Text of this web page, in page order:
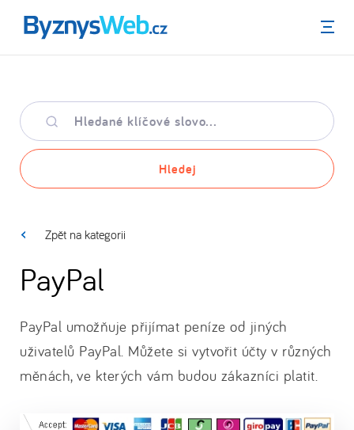
Menu
Hledané
klíčové
slovo
Hledej
Zpět na kategorii
PayPal
PayPal umožňuje přijímat peníze od jiných
uživatelů PayPal. Můžete si vytvořit účty v různých
měnách, ve kterých vám budou zákazníci platit.